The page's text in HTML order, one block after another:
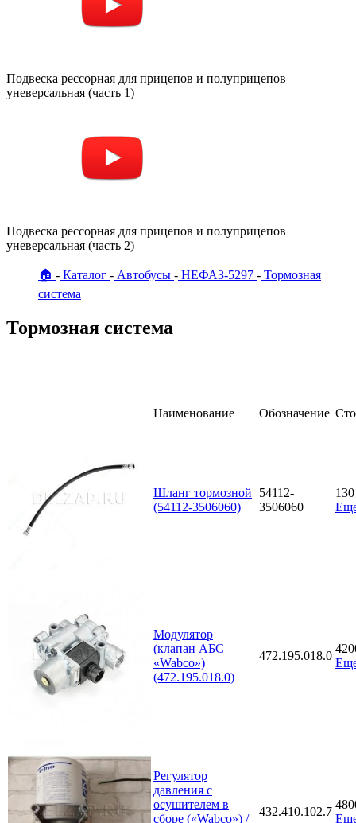
Подвеска рессорная для прицепов и полуприцепов
уневерсальная (часть 1)
Подвеска рессорная для прицепов и полуприцепов
уневерсальная (часть 2)
🏠 Каталог Автобусы НЕФАЗ-5297
Тормозная
система
Тормозная система
Наименование Обозначение
Шланг тормозной
(54112-3506060)
54112-
3506060
Модулятор
(клапан АБС
«Wabco»)
(472.195.018.0)
472.195.018.0
Регулятор
давления с
осушителем в
сборе («Wabco») /
432.410.102.7